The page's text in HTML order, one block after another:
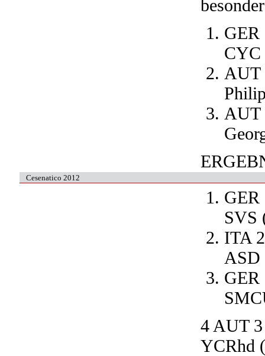
GER
CYC
AUT
AUT
Cesenatico 2012
GER
SVS
ITA
ASD
GER
4 AUT 3
YCRhd